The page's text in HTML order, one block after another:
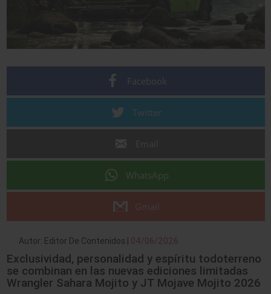
Facebook
Twitter
WhatsApp
Gmail
Autor: Editor De Contenidos | 04/06/2026
Exclusividad, personalidad y espíritu todoterreno
se combinan en las nuevas ediciones limitadas
Wrangler Sahara Mojito y JT Mojave Mojito 2026